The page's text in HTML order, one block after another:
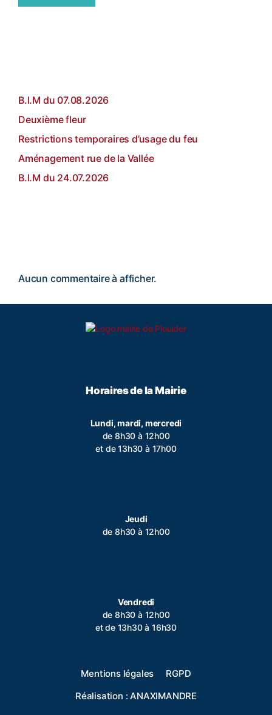
B.I.M du 07.08.2026
Deuxième fleur
Restrictions temporaires d’usage du feu
Aménagement rue de la Vallée
B.I.M du 24.07.2026
Aucun commentaire à afficher.
Horaires de la Mairie
Lundi, mardi, mercredi
de 8h30 à 12h00
et de 13h30 à 17h00
Jeudi
de 8h30 à 12h00
Vendredi
de 8h30 à 12h00
et de 13h30 à 16h30
Mentions légales
RGPD
Réalisation :ANAXIMANDRE